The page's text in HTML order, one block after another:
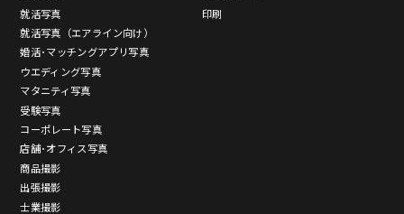
就活写真
就活写真（エアライン向け）
婚活･マッチングアプリ写真
ウエディング写真
マタニティ写真
受験写真
コーポレート写真
店舗･オフィス写真
商品撮影
出張撮影
士業撮影
印刷